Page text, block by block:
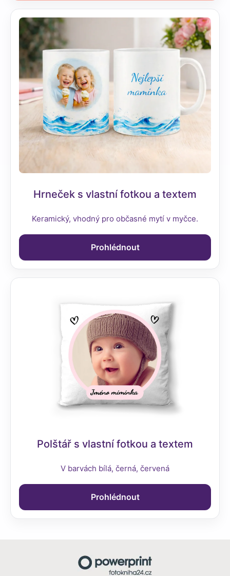
Hrneček s vlastní fotkou a textem
Keramický, vhodný pro občasné mytí v myčce.
Prohlédnout
Polštář s vlastní fotkou a textem
V barvách bílá, černá, červená
Prohlédnout